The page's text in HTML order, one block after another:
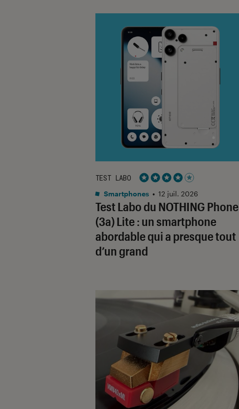
Test Labo du NOTHING Phone
(3a) Lite : un smartphone
abordable qui a presque tout
d’un grand
TEST LABO
Noté 4 étoiles sur 5
Smartphones • 12 juil. 2026